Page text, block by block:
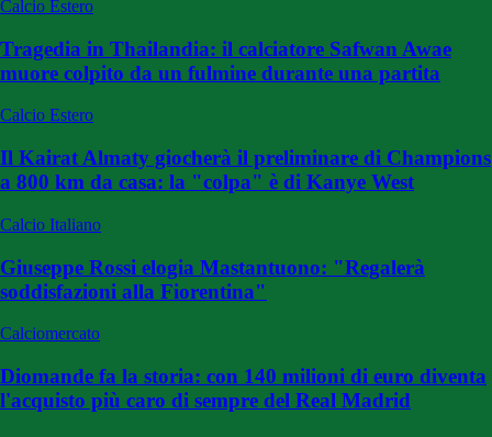
Calcio Estero
Tragedia in Thailandia: il calciatore Safwan Awae
muore colpito da un fulmine durante una partita
Calcio Estero
Il Kairat Almaty giocherà il preliminare di Champions
a 800 km da casa: la "colpa" è di Kanye West
Calcio Italiano
Giuseppe Rossi elogia Mastantuono: "Regalerà
soddisfazioni alla Fiorentina"
Calciomercato
Diomande fa la storia: con 140 milioni di euro diventa
l'acquisto più caro di sempre del Real Madrid